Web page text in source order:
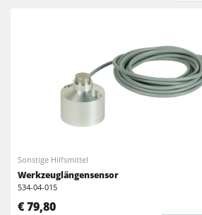
Kreissäge-Fräsmaschinen
Kombimaschinen
CNC-Bearbeitungszentren
Kantenanleimmaschinen
CNC Fenster- und Türenbearbeitung
Breitbandschleifmaschinen
Langband- & Kantenschleifmaschinen
Kreissägen und Formatkreissägen
Hobelmaschinen
Fräsmaschinen
Kreissäge-Fräsmaschinen
CNC Bearbeitungszentren
Sonstige Hilfsmittel
Werkzeuglängensensor
534-04-015
€ 79,80